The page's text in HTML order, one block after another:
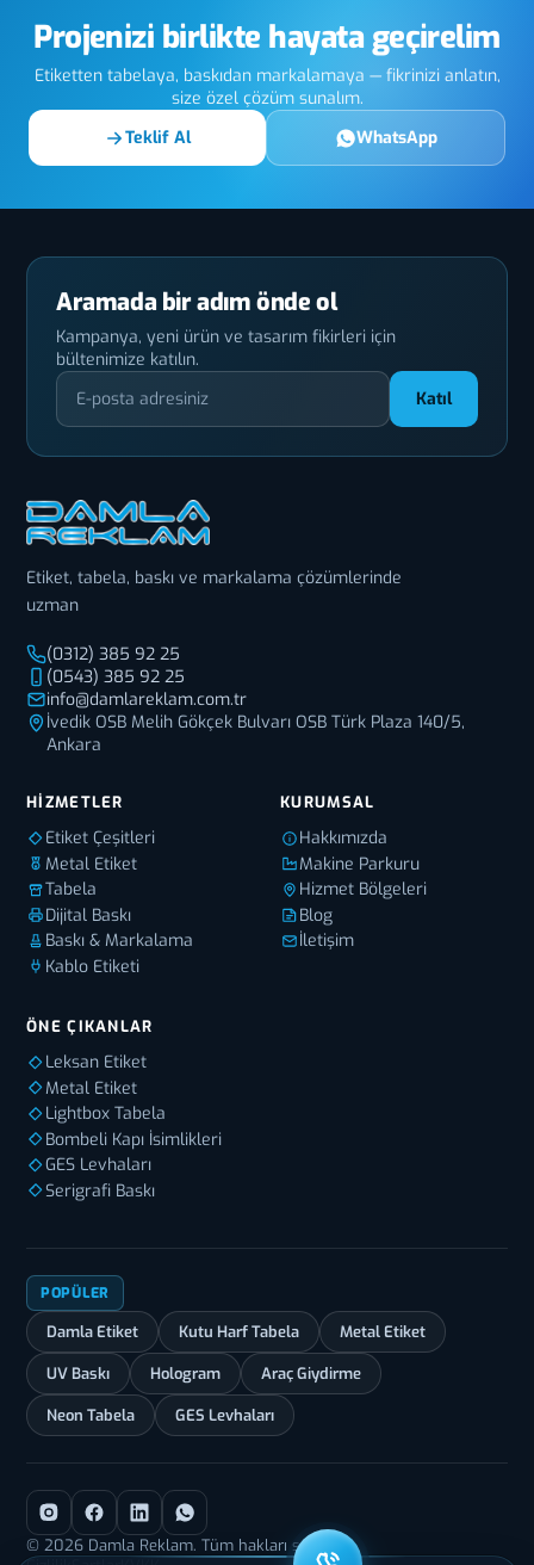
Projenizi birlikte hayata geçirelim
Etiketten tabelaya, baskıdan markalamaya — fikrinizi anlatın,
size özel çözüm sunalım.
Teklif Al
WhatsApp
Aramada bir adım önde ol
Kampanya, yeni ürün ve tasarım fikirleri için
bültenimize katılın.
Katıl
Etiket, tabela, baskı ve markalama çözümlerinde
uzman
(0312) 385 92 25
(0543) 385 92 25
info@damlareklam.com.tr
İvedik OSB Melih Gökçek Bulvarı OSB Türk Plaza 140/5,
Ankara
HIZMETLER
Etiket Çeşitleri
Metal Etiket
Tabela
Dijital Baskı
Baskı & Markalama
Kablo Etiketi
KURUMSAL
Hakkımızda
Makine Parkuru
Hizmet Bölgeleri
Blog
İletişim
ÖNE ÇIKANLAR
Leksan Etiket
Metal Etiket
Lightbox Tabela
Bombeli Kapı İsimlikleri
GES Levhaları
Serigrafi Baskı
POPÜLER
Damla Etiket Kutu Harf Tabela Metal Etiket
UV Baskı Hologram Araç Giydirme
Neon Tabela GES Levhaları
© 2026 Damla Reklam. Tüm hakları saklıdır.